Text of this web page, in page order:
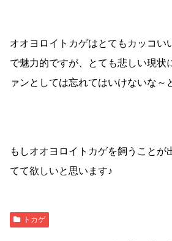
オオヨロイトカゲはとてもカッコい
で魅力的ですが、とても悲しい現状
ァンとしては忘れてはいけないな～
もしオオヨロイトカゲを飼うことが
てて欲しいと思います♪
トカゲ